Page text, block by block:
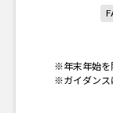
※年末年始を
※ガイダンス